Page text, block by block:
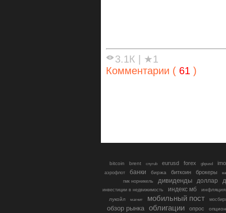
3.1К | ★1
Комментарии ( 61 )
bitcoin brent cnyrub eurusd forex gbpusd
аэрофлот банки биржа биткоин брокеры
гмк норникель
дивиденды доллар
инвестиции в недвижимость индекс мб
инфляция
лукойл
магнит мобильный пост
обзор рынка облигации опрос